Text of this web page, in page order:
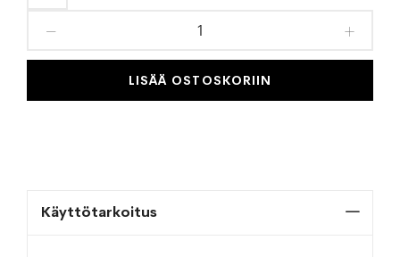
toivelistaan
LISÄÄ OSTOSKORIIN
Käyttötarkoitus